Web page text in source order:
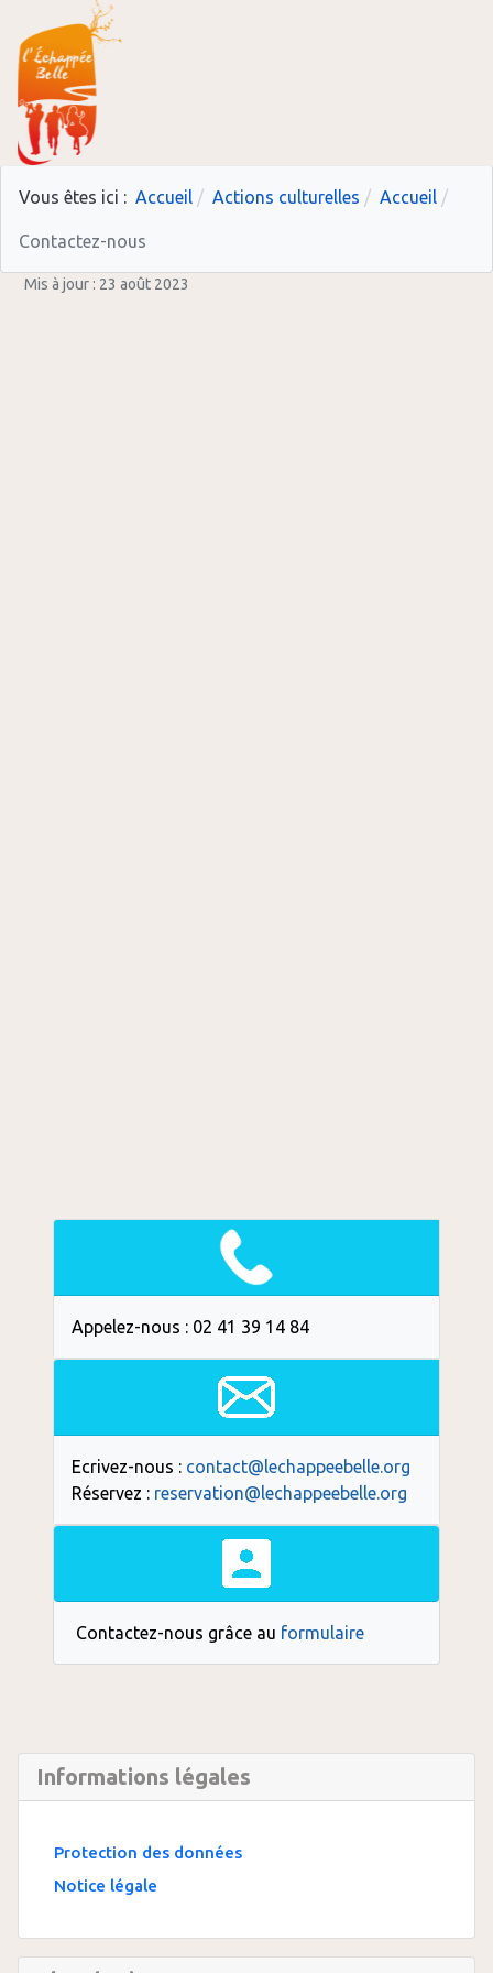
Vous êtes ici : Accueil Actions culturelles Accueil
Contactez-nous
Mis à jour : 23 août 2023
Appelez-nous : 02 41 39 14 84
Ecrivez-nous : contact@lechappeebelle.org
Réservez : reservation@lechappeebelle.org
Contactez-nous grâce au formulaire
Informations légales
Protection des données
Notice légale